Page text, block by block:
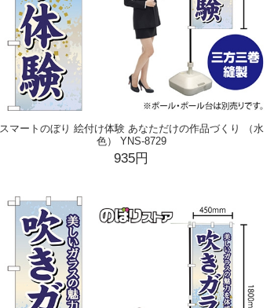
スマートのぼり 絵付け体験 あなただけの作品づくり （水
色） YNS-8729
935円